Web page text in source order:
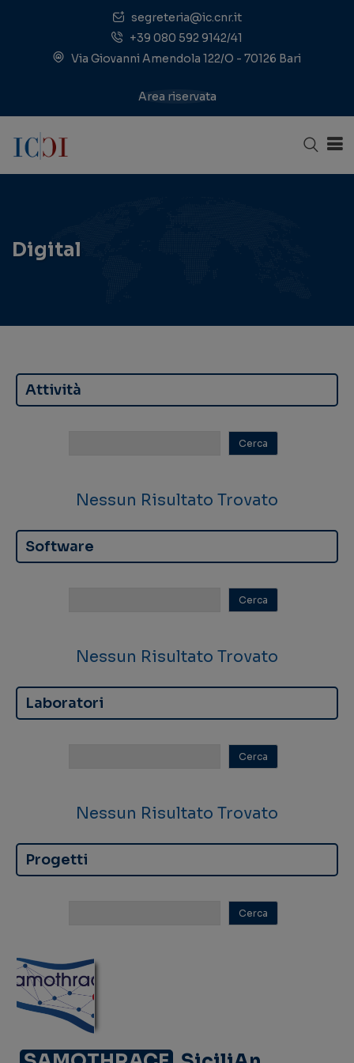
segreteria@ic.cnr.it
+39 080 592 9142/41
Via Giovanni Amendola 122/O - 70126 Bari
Area riservata
Digital
Attività
Nessun Risultato Trovato
Software
Nessun Risultato Trovato
Laboratori
Nessun Risultato Trovato
Progetti